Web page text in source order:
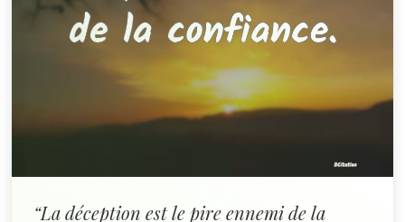
“La déception est le pire ennemi de la